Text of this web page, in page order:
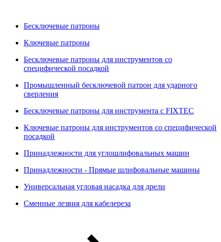
Бесключевые патроны
Ключевые патроны
Бесключевые патроны для инструментов со
специфической посадкой
Промышленный бесключевой патрон для ударного
сверления
Бесключевые патроны для инструмента с FIXTEC
Ключевые патроны для инструментов со специфической
посадкой
Принадлежности для углошлифовальных машин
Принадлежности - Прямые шлифовальные машины
Универсальная угловая насадка для дрели
Сменные лезвия для кабелереза